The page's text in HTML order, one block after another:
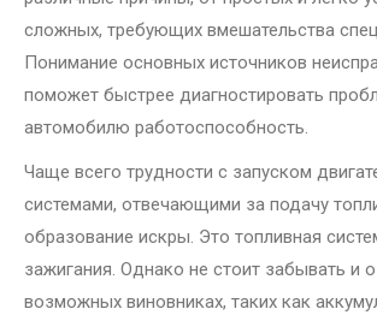
сложных, требующих вмешательства
Понимание основных источников
поможет быстрее диагностировать
автомобилю работоспособность.
Чаще всего трудности с запуском
системами, отвечающими за подачу
образование искры. Это топливная
зажигания. Однако не стоит забывать и
возможных виновниках, таких как